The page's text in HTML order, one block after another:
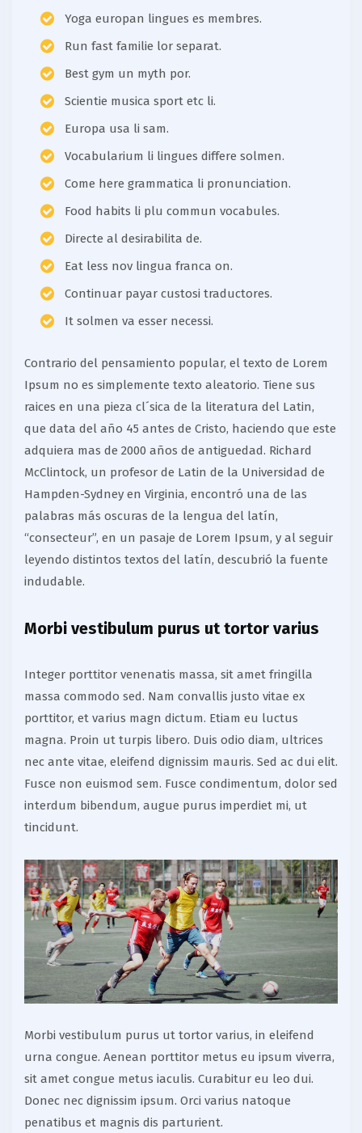
Yoga europan lingues es membres.
Run fast familie lor separat.
Best gym un myth por.
Scientie musica sport etc li.
Europa usa li sam.
Vocabularium li lingues differe solmen.
Come here grammatica li pronunciation.
Food habits li plu commun vocabules.
Directe al desirabilita de.
Eat less nov lingua franca on.
Continuar payar custosi traductores.
It solmen va esser necessi.
Contrario del pensamiento popular, el texto de Lorem
Ipsum no es simplemente texto aleatorio. Tiene sus
raices en una pieza cl´sica de la literatura del Latin,
que data del año 45 antes de Cristo, haciendo que este
adquiera mas de 2000 años de antiguedad. Richard
McClintock, un profesor de Latin de la Universidad de
Hampden-Sydney en Virginia, encontró una de las
palabras más oscuras de la lengua del latín,
“consecteur”, en un pasaje de Lorem Ipsum, y al seguir
leyendo distintos textos del latín, descubrió la fuente
indudable.
Morbi vestibulum purus ut tortor varius
Integer porttitor venenatis massa, sit amet fringilla
massa commodo sed. Nam convallis justo vitae ex
porttitor, et varius magn dictum. Etiam eu luctus
magna. Proin ut turpis libero. Duis odio diam, ultrices
nec ante vitae, eleifend dignissim mauris. Sed ac dui elit.
Fusce non euismod sem. Fusce condimentum, dolor sed
interdum bibendum, augue purus imperdiet mi, ut
tincidunt.
Morbi vestibulum purus ut tortor varius, in eleifend
urna congue. Aenean porttitor metus eu ipsum viverra,
sit amet congue metus iaculis. Curabitur eu leo dui.
Donec nec dignissim ipsum. Orci varius natoque
penatibus et magnis dis parturient.